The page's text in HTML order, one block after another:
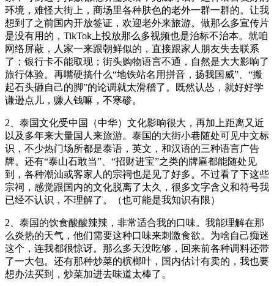
环境，难怪大街上，商场里各种肤色的老外一群一群的。让我
想到了之前国内开放签证，欢迎老外来旅游。做那么多宣传片
是没有用的，TikTok上投放那么多视频也是治标不治本。就咱
网络屏蔽，人家一来跟朝鲜似的，直接跟家人朋友失去联系
了；银行卡不能取现；街头购物语言不通，自然是大大影响了
旅行体验。再嘴硬搞什么“地铁站名用拼音，扬我国威”、“搬
起石头砸自己的脚”的论调就太滑稽了。既然认怂，就好好学
谦逊点儿，赚人钱嘛，不寒碜。
2、泰国文化受中国（中华）文化影响很大，再加上距离又近
以及多年来大量国人来旅游。泰国的大街小巷随处可见中文标
识，不少热门场所都是泰语，英文，和汉语的三种语言广告
牌。还有“泰山石敢当”、“招财进宝”之类的牌匾都能随处见
到，各种潮汕或客家人的宗祠也是见了好多。不过看了下这些
宗祠，感觉跟国内的文化脱离了太久，很多文字含义和符号我
已经不认识，不理解了。（也可能是我知识有限）
2、泰国的饮食酸酸辣辣，非常适合我的口味。我能理解在那
么炎热的天气，他们需要这种口味来刺激食欲。为啥自己痴迷
这个，连我都很惊讶。那么多天没吃够，回来前各种调料还带
了一大包。还有那种炒菜的槟榔叶，国内估计有卖的，我也要
想办法买到，炒菜加进去味道太棒了。